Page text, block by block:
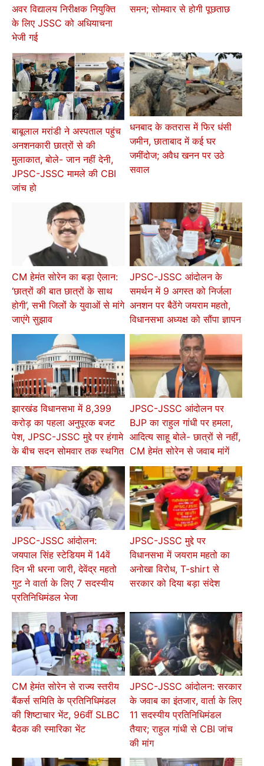
अवर विद्यालय निरीक्षक नियुक्ति
के लिए JSSC को अधियाचना
भेजी गई
समन; सोमवार से होगी पूछताछ
बाबूलाल मरांडी ने अस्पताल पहुंच
अनशनकारी छात्रों से की
मुलाकात, बोले- जान नहीं देनी,
JPSC-JSSC मामले की CBI
जांच हो
धनबाद के कतरास में फिर धंसी
जमीन, छाताबाद में कई घर
जमींदोज; अवैध खनन पर उठे
सवाल
CM हेमंत सोरेन का बड़ा ऐलान:
‘छात्रों की बात छात्रों के साथ
होगी’, सभी जिलों के युवाओं से मांगे
जाएंगे सुझाव
JPSC-JSSC आंदोलन के
समर्थन में 9 अगस्त को निर्जला
अनशन पर बैठेंगे जयराम महतो,
विधानसभा अध्यक्ष को सौंपा ज्ञापन
झारखंड विधानसभा में 8,399
करोड़ का पहला अनुपूरक बजट
पेश, JPSC-JSSC मुद्दे पर हंगामे
के बीच सदन सोमवार तक स्थगित
JPSC-JSSC आंदोलन पर
BJP का राहुल गांधी पर हमला,
आदित्य साहू बोले- छात्रों से नहीं,
CM हेमंत सोरेन से जवाब मांगें
JPSC-JSSC आंदोलन:
जयपाल सिंह स्टेडियम में 14वें
दिन भी धरना जारी, देवेंद्र महतो
गुट ने वार्ता के लिए 7 सदस्यीय
प्रतिनिधिमंडल भेजा
JPSC-JSSC मुद्दे पर
विधानसभा में जयराम महतो का
अनोखा विरोध, T-shirt से
सरकार को दिया बड़ा संदेश
CM हेमंत सोरेन से राज्य स्तरीय
बैंकर्स समिति के प्रतिनिधिमंडल
की शिष्टाचार भेंट, 96वीं SLBC
बैठक की स्मारिका भेंट
JPSC-JSSC आंदोलन: सरकार
के जवाब का इंतजार, वार्ता के लिए
11 सदस्यीय प्रतिनिधिमंडल
तैयार; राहुल गांधी से CBI जांच
की मांग